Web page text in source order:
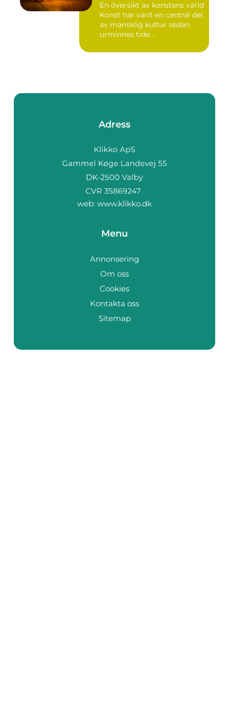
En översikt av konstens värld
Konst har varit en central del
av mänsklig kultur sedan
urminnes tide...
Adress
web: www.klikko.dk
Menu
Annonsering
Om oss
Cookies
Kontakta oss
Sitemap